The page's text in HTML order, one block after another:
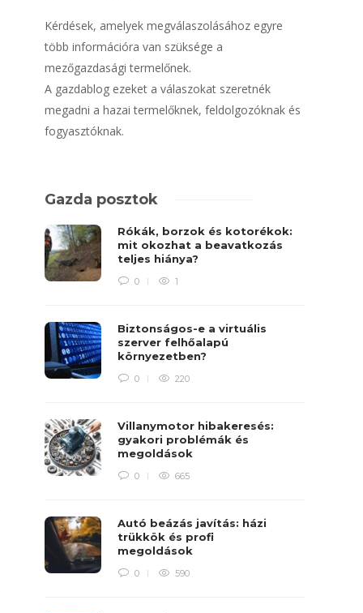
Kérdések, amelyek megválaszolásához egyre
több információra van szüksége a
mezőgazdasági termelőnek.
A gazdablog ezeket a válaszokat szeretnék
megadni a hazai termelőknek, feldolgozóknak és
fogyasztóknak.
Gazda posztok
Rókák, borzok és kotorékok:
mit okozhat a beavatkozás
teljes hiánya?
0 1
Biztonságos-e a virtuális
szerver felhőalapú
környezetben?
0 220
Villanymotor hibakeresés:
gyakori problémák és
megoldások
0 665
Autó beázás javítás: házi
trükkök és profi
megoldások
0 590